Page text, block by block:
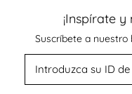
¡Inspírate
Suscríbete a